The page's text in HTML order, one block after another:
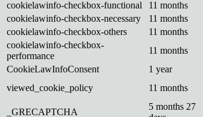
cookielawinfo-checkbox-functional
11 months
cookielawinfo-checkbox-necessary
11 months
cookielawinfo-checkbox-others
11 months
cookielawinfo-checkbox-
performance
11 months
CookieLawInfoConsent
1 year
viewed_cookie_policy
11 months
_GRECAPTCHA
5 months 27